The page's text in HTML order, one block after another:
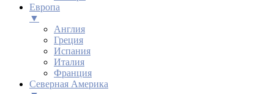
Европа
▼
Англия
Греция
Испания
Италия
Франция
Северная Америка